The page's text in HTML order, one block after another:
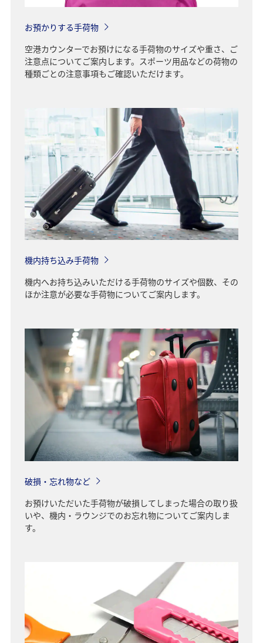
お預かりする手荷物
空港カウンターでお預けになる手荷物のサイズや重さ、ご
注意点についてご案内します。スポーツ用品などの荷物の
種類ごとの注意事項もご確認いただけます。
機内持ち込み手荷物
機内へお持ち込みいただける手荷物のサイズや個数、その
ほか注意が必要な手荷物についてご案内します。
破損・忘れ物など
お預けいただいた手荷物が破損してしまった場合の取り扱
いや、機内・ラウンジでのお忘れ物についてご案内しま
す。